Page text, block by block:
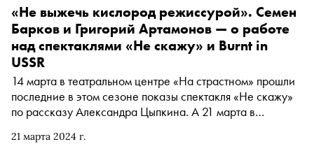
21 марта 2024 г.
«Не выжечь кислород режиссурой». Семен
Барков и Григорий Артамонов — о работе
над спектаклями «Не скажу» и Burnt in
USSR
14 марта в театральном центре «На страстном» прошли
последние в этом сезоне показы спектакля «Не скажу»
по рассказу Александра Цыпкина. А 21 марта в
спектакля Burnt in USSR. «Сноб» поговорил с